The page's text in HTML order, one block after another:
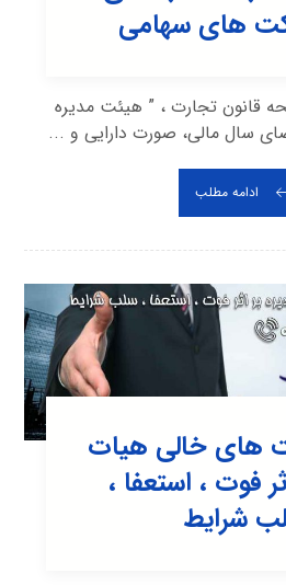
های سهامی
ماده ۲۳۲ لایحه قانون تجارت ، ” هیئت مدیره
سال مالی، صورت دارایی و ...
ادامه مطلب
خالی هیات
فوت ، استعفا ،
شرایط